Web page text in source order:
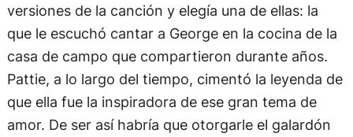
versiones de la canción y elegía una de ellas: la
que le escuchó cantar a George en la cocina de la
casa de campo que compartieron durante años.
Pattie, a lo largo del tiempo, cimentó la leyenda de
que ella fue la inspiradora de ese gran tema de
amor. De ser así habría que otorgarle el galardón